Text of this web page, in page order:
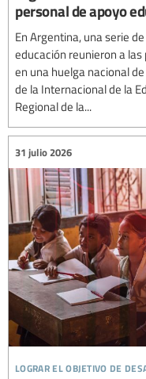
personal de apoyo
En Argentina, una serie
educación reunieron a
en una huelga nacional
de la Internacional de la
Regional de la...
lograr el objetivo de
31 julio 2026